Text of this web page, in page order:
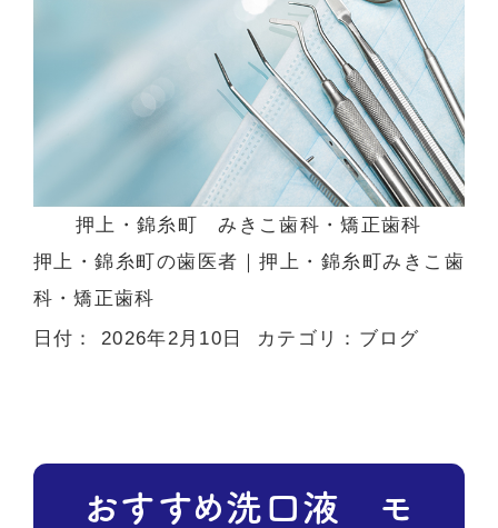
押上・錦糸町 みきこ歯科・矯正歯科
押上・錦糸町の歯医者 ｜押上・錦糸町みきこ歯
科・矯正歯科
日付：2026年2月10日 カテゴリ： ブログ
おすすめ洗口液 モ